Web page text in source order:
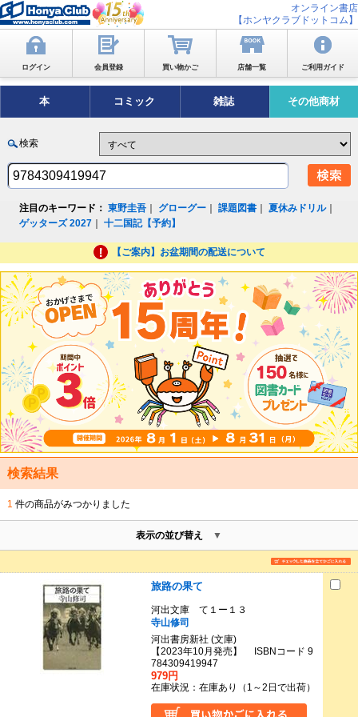
オンライン書店
【ホンヤクラブドットコム】
ログイン 会員登録 買い物かご 店舗一覧 ご利用ガイド
本 コミック 雑誌 その他商材
検索
注目のキーワード： 東野圭吾 グローグー ｜課題図書 ｜夏休みドリル｜
ゲッターズ 2027 ｜十二国記【予約】
【ご案内】お盆期間の配送について
検索結果
1 件の商品がみつかりました
表示の並び替え
旅路の果て
河出文庫 て１ー１３
寺山修司
河出書房新社 (文庫)
【2023年10月発売】 ISBNコード 9
784309419947
979円
在庫状況：在庫あり（1～2日で出荷）